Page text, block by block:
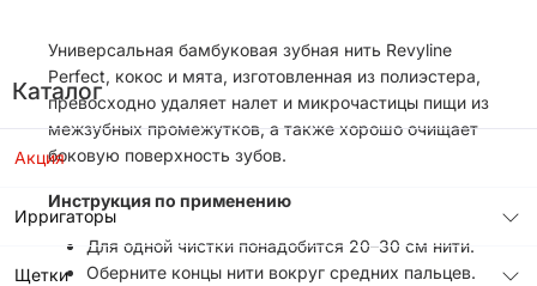
Каталог
Акция
Ирригаторы
Щетки
Универсальная бамбуковая зубная нить Revyline
Perfect, кокос и мята, изготовленная из полиэстера,
превосходно удаляет налет и микрочастицы пищи из
межзубных промежутков, а также хорошо очищает
боковую поверхность зубов.
Инструкция по применению
Для одной чистки понадобится 20–30 см нити.
Оберните концы нити вокруг средних пальцев.